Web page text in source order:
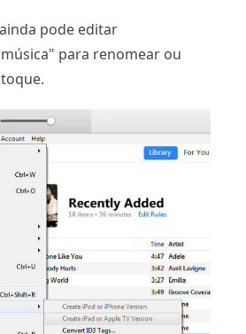
pode editar
para renomear ou